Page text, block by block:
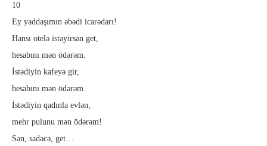
10
Ey yaddaşımın əbədi icarədarı!
Hansı otelə istəyirsən get,
hesabını mən ödərəm.
İstədiyin kafeyə gir,
hesabını mən ödərəm.
İstədiyin qadınla evlən,
mehr pulunu mən ödərəm!
Sən, sadəcə, get…